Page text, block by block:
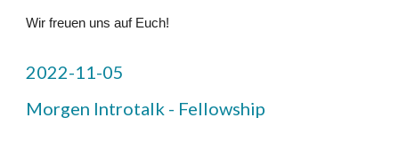
Wir freuen uns auf Euch!
2022-11-05
Morgen Introtalk - Fellowship